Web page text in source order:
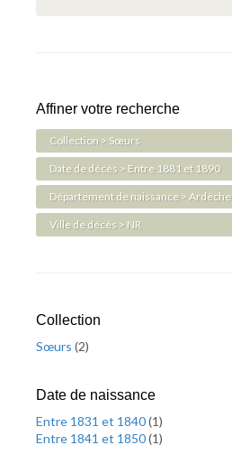
Affiner votre recherche
Collection > Sœurs
Date de décès > Entre 1881 et 1890
Département de naissance > Ardèche
Ville de décès > NR
Collection
Sœurs (2)
Date de naissance
Entre 1831 et 1840(1)
Entre 1841 et 1850(1)